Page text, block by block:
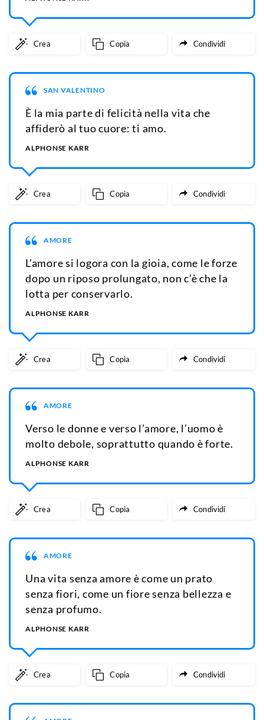
Crea Copia Condividi
SAN VALENTINO
È la mia parte di felicità nella vita che
affiderò al tuo cuore: ti amo.
ALPHONSE KARR
Crea Copia Condividi
AMORE
L’amore si logora con la gioia, come le forze
dopo un riposo prolungato, non c’è che la
lotta per conservarlo.
ALPHONSE KARR
Crea Copia Condividi
AMORE
Verso le donne e verso l’amore, l’uomo è
molto debole, soprattutto quando è forte.
ALPHONSE KARR
Crea Copia Condividi
AMORE
Una vita senza amore è come un prato
senza fiori, come un fiore senza bellezza e
senza profumo.
ALPHONSE KARR
Crea Copia Condividi